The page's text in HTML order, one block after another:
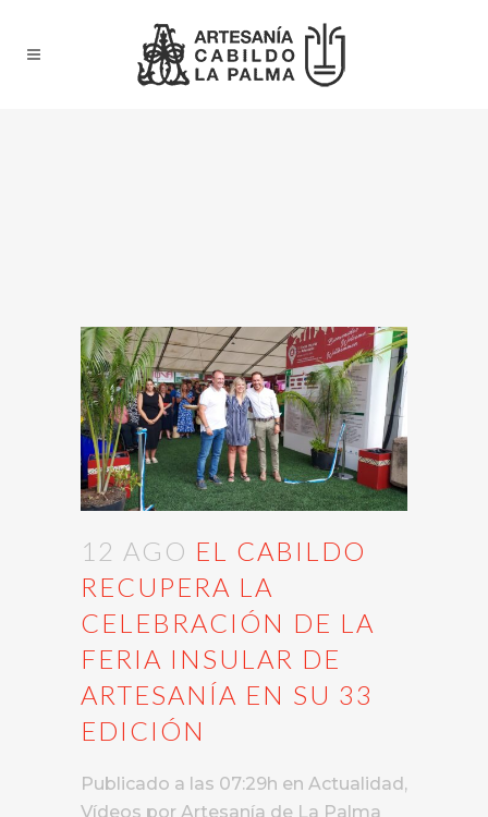
12 AGO EL CABILDO
RECUPERA LA
CELEBRACIÓN DE LA
FERIA INSULAR DE
ARTESANÍA EN SU 33
EDICIÓN
Publicado a las 07:29h en Actualidad,
Vídeos por Artesanía de La Palma